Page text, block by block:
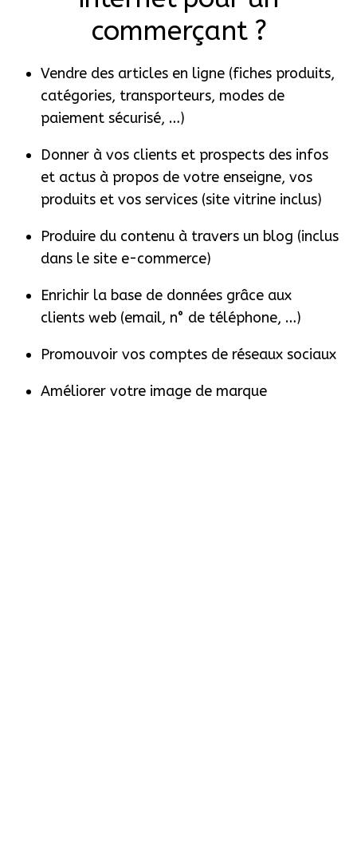
commerçant ?
Vendre des articles en ligne (fiches produits,
catégories, transporteurs, modes de
paiement sécurisé, …)
Donner à vos clients et prospects des infos
et actus à propos de votre enseigne, vos
produits et vos services (site vitrine inclus)
Produire du contenu à travers un blog (inclus
dans le site e-commerce)
Enrichir la base de données grâce aux
clients web (email, n° de téléphone, …)
Promouvoir vos comptes de réseaux sociaux
Améliorer votre image de marque